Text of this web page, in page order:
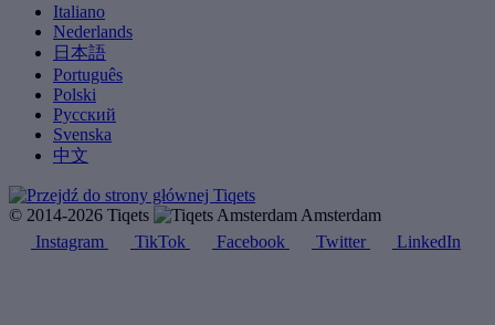
Italiano
Nederlands
日本語
Português
Polski
Русский
Svenska
中文
© 2014-2026 Tiqets
Amsterdam
Instagram
TikTok Facebook Twitter LinkedIn